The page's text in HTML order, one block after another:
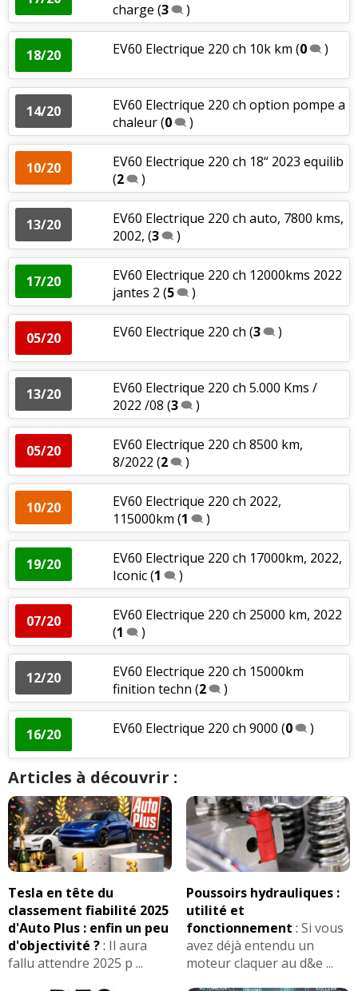
charge (3 )
18/20 EV60 Electrique 220 ch 10k km (0 )
14/20
EV60 Electrique 220 ch option pompe a
chaleur(0 )
10/20
EV60 Electrique 220 ch 18“ 2023 equilib
(2 )
13/20
EV60 Electrique 220 ch auto, 7800 kms,
2002, (3 )
17/20
EV60 Electrique 220 ch 12000kms 2022
jantes 2 (5 )
05/20 EV60 Electrique 220 ch (3 )
13/20
EV60 Electrique 220 ch 5.000 Kms /
2022 /08 (3 )
05/20
EV60 Electrique 220 ch 8500 km,
8/2022 (2 )
10/20
EV60 Electrique 220 ch 2022,
115000km (1 )
19/20
EV60 Electrique 220 ch 17000km, 2022,
Iconic(1 )
07/20
EV60 Electrique 220 ch 25000 km, 2022
(1 )
12/20
EV60 Electrique 220 ch 15000km
finition techn (2 )
16/20 EV60 Electrique 220 ch 9000 (0 )
Articles à découvrir :
Tesla en tête du
classement fiabilité 2025
d'Auto Plus : enfin un peu
d'objectivité ?: Il aura
fallu attendre 2025 p ...
Poussoirs hydrauliques :
utilité et
fonctionnement : Si vous
avez déjà entendu un
moteur claquer au d&e ...